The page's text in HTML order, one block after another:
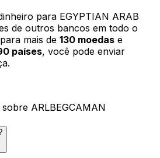
para EGYPTIAN ARAB
de outros bancos em todo o
mais de 130 moedas e
países, você pode enviar
ARLBEGCAMAN